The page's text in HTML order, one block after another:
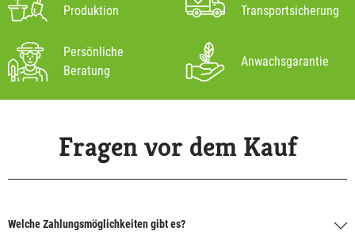
Produktion
Transportsicherung
Persönliche
Beratung
Anwachsgarantie
Fragen vor dem Kauf
Welche Zahlungsmöglichkeiten gibt es?